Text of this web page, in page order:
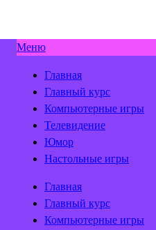
Меню
Главная
Главный курс
Компьютерные игры
Телевидение
Юмор
Настольные игры
Главная
Главный курс
Компьютерные игры